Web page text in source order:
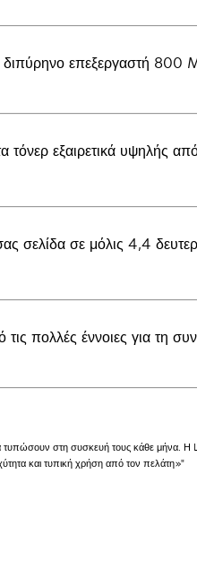
επεξεργαστή 800
εξαιρετικά υψηλής
σελίδα σε μόλις 4,4
πολλές έννοιες για τη
στη συσκευή τους κάθε μήνα. Η
και τυπική χρήση από τον πελάτη»"